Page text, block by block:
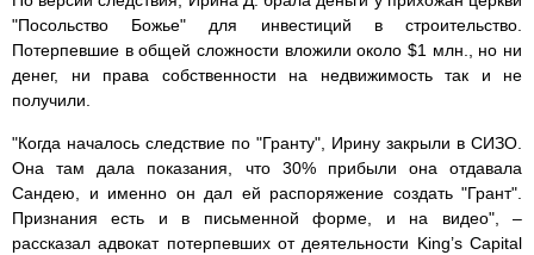
"Посольство Божье" для инвестиций в строительство.
Потерпевшие в общей сложности вложили около $1 млн., но ни
денег, ни права собственности на недвижимость так и не
получили.
"Когда началось следствие по "Гранту", Ирину закрыли в СИЗО.
Она там дала показания, что 30% прибыли она отдавала
Сандею, и именно он дал ей распоряжение создать "Грант".
Признания есть и в письменной форме, и на видео", –
рассказал адвокат потерпевших от деятельности King’s Capital